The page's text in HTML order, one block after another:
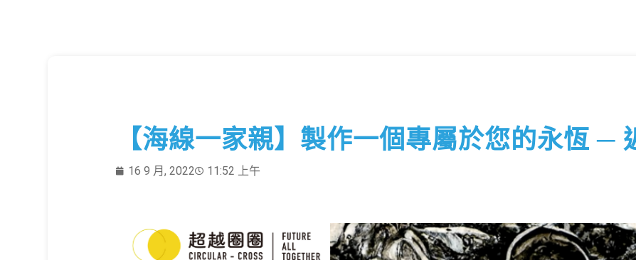
【海線一家親】製作一個專屬於您的永恆 ─
16 9 月, 2022 11:52 上午